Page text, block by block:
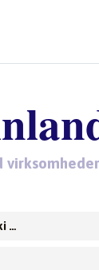
Oy